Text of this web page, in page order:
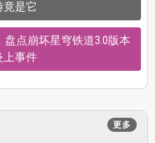
是它
点崩坏星穹铁道3.0版本
上事件
更多